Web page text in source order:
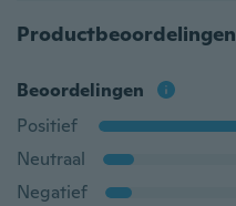
Productbeoordelingen
Beoordelingen
Positief
Neutraal
Negatief